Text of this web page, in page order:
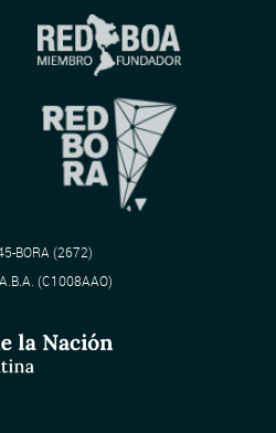
BORA (2672)
(C1008AAO)